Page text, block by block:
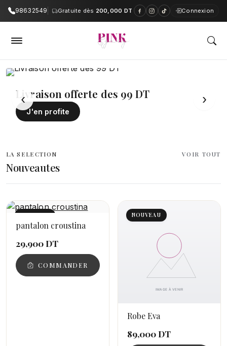
98632549 Gratuite dès 200,000 DT Connexion
PinkAndGrey — Boutique en
Livraison offerte des 99 DT
J'en profite
‹ ›
LA SELECTION
Nouveautes
VOIR TOUT
NOUVEAU
pantalon croustina
29,900 DT
COMMANDER
NOUVEAU
Robe Eva
89,000 DT